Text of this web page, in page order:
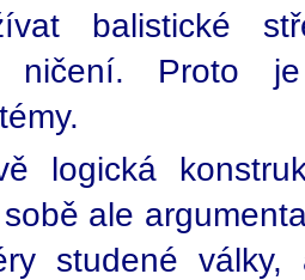
balistické
ničení. Proto
logická
sobě ale
studené